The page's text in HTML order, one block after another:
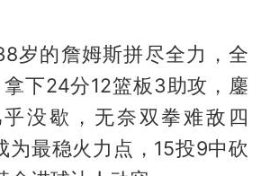
岁的詹姆斯拼尽全力，全
下24分12篮板3助攻，鏖
没歇，无奈双拳难敌四
为最稳火力点，15投9中砍